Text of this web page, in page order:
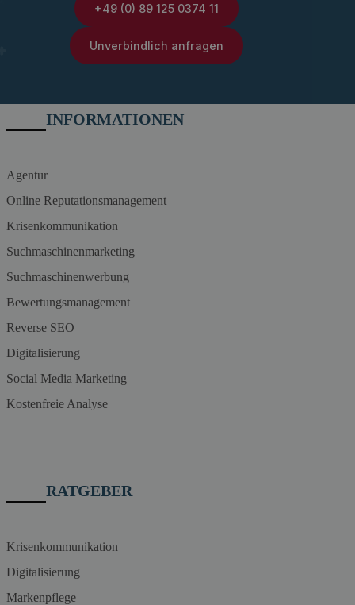
+49 (0) 89 125 0374 11
Unverbindlich anfragen
INFORMATIONEN
Agentur
Online Reputationsmanagement
Krisenkommunikation
Suchmaschinenmarketing
Suchmaschinenwerbung
Bewertungsmanagement
Reverse SEO
Digitalisierung
Social Media Marketing
Kostenfreie Analyse
RATGEBER
Krisenkommunikation
Digitalisierung
Markenpflege